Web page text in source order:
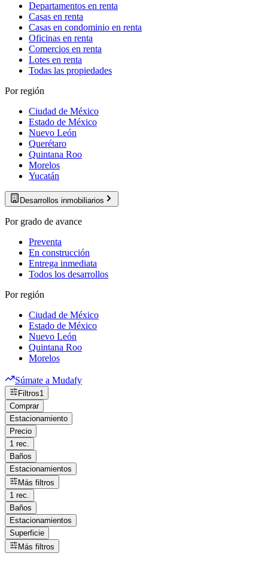
Departamentos en renta
Casas en renta
Casas en condominio en renta
Oficinas en renta
Comercios en renta
Lotes en renta
Todas las propiedades
Por región
Ciudad de México
Estado de México
Nuevo León
Querétaro
Quintana Roo
Morelos
Yucatán
Desarrollos inmobiliarios
Por grado de avance
Preventa
En construcción
Entrega inmediata
Todos los desarrollos
Por región
Ciudad de México
Estado de México
Nuevo León
Quintana Roo
Morelos
Súmate a Mudafy
Filtros1
Comprar
Estacionamiento
Precio
1 rec.
Baños
Estacionamientos
Más filtros
1 rec.
Baños
Estacionamientos
Superficie
Más filtros